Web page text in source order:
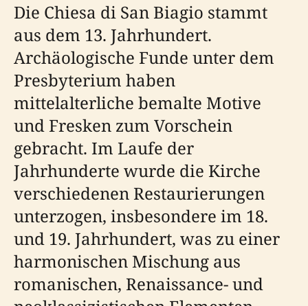
Die Chiesa di San Biagio stammt
aus dem 13. Jahrhundert.
Archäologische Funde unter dem
Presbyterium haben
mittelalterliche bemalte Motive
und Fresken zum Vorschein
gebracht. Im Laufe der
Jahrhunderte wurde die Kirche
verschiedenen Restaurierungen
unterzogen, insbesondere im 18.
und 19. Jahrhundert, was zu einer
harmonischen Mischung aus
romanischen, Renaissance- und